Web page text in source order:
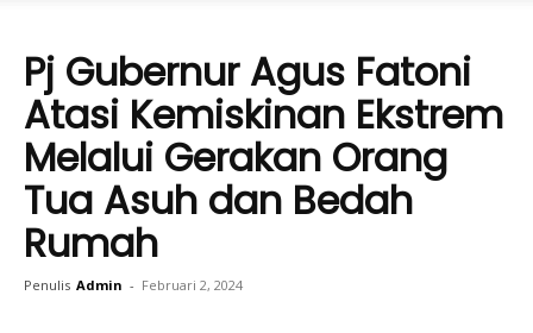
Pj Gubernur Agus Fatoni
Atasi Kemiskinan Ekstrem
Melalui Gerakan Orang
Tua Asuh dan Bedah
Rumah
Penulis Admin - Februari 2, 2024